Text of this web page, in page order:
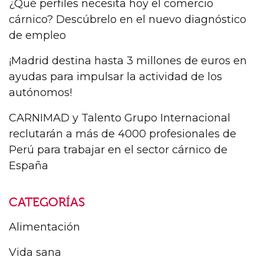
¿Qué perfiles necesita hoy el comercio
cárnico? Descúbrelo en el nuevo diagnóstico
de empleo
¡Madrid destina hasta 3 millones de euros en
ayudas para impulsar la actividad de los
autónomos!
CARNIMAD y Talento Grupo Internacional
reclutarán a más de 4000 profesionales de
Perú para trabajar en el sector cárnico de
España
CATEGORÍAS
Alimentación
Vida sana